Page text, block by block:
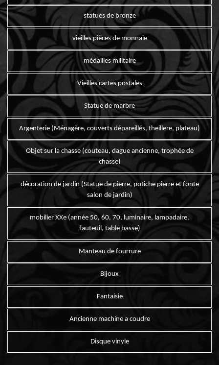
statues de bronze
vieilles pièces de monnaie
médailles militaire
Vieilles cartes postales
Statue de marbre
Argenterie (Ménagère, couverts dépareillés, theillere, plateau)
Objet sur la chasse (couteau, dague ancienne, trophée de
chasse)
décoration de jardin (Statue de pierre, potiche pierre et fonte
salon de jardin)
mobilier XXe (année 50, 60, 70, luminaire, lampadaire,
fauteuil, table basse)
Manteau de fourrure
Bijoux
Fantaisie
Ancienne machine a coudre
Disque vinyle